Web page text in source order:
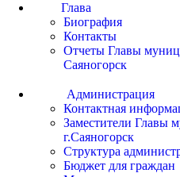
Глава
Биография
Контакты
Отчеты Главы
Саяногорск
Администрация
Контактная
Заместители Главы
г.Саяногорск
Структура
Бюджет для граждан